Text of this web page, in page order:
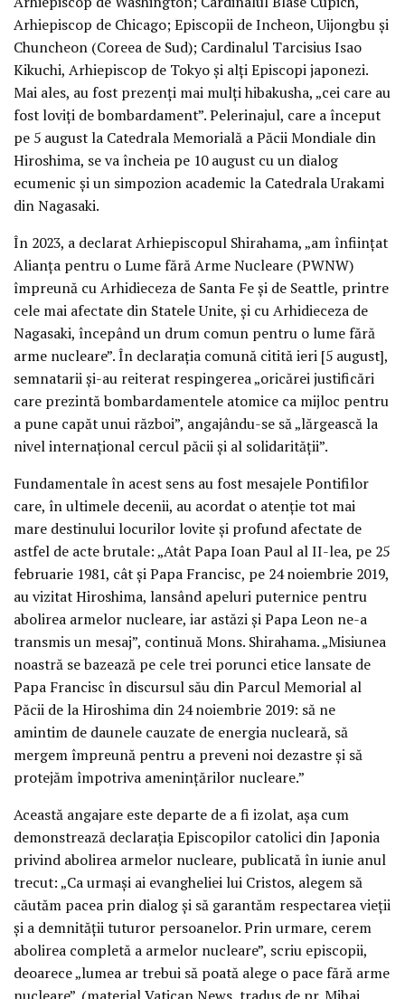
Arhiepiscop de Chicago; Episcopii de Incheon, Uijongbu și
Chuncheon (Coreea de Sud); Cardinalul Tarcisius Isao
Kikuchi, Arhiepiscop de Tokyo și alți Episcopi japonezi.
Mai ales, au fost prezenți mai mulți hibakusha, „cei care au
fost loviți de bombardament”. Pelerinajul, care a început
pe 5 august la Catedrala Memorială a Păcii Mondiale din
Hiroshima, se va încheia pe 10 august cu un dialog
ecumenic și un simpozion academic la Catedrala Urakami
din Nagasaki.
În 2023, a declarat Arhiepiscopul Shirahama, „am înființat
Alianța pentru o Lume fără Arme Nucleare (PWNW)
împreună cu Arhidieceza de Santa Fe și de Seattle, printre
cele mai afectate din Statele Unite, și cu Arhidieceza de
Nagasaki, începând un drum comun pentru o lume fără
arme nucleare”. În declarația comună citită ieri [5 august],
semnatarii și-au reiterat respingerea „oricărei justificări
care prezintă bombardamentele atomice ca mijloc pentru
a pune capăt unui război”, angajându-se să „lărgească la
nivel internațional cercul păcii și al solidarității”.
Fundamentale în acest sens au fost mesajele Pontifilor
care, în ultimele decenii, au acordat o atenție tot mai
mare destinului locurilor lovite și profund afectate de
astfel de acte brutale: „Atât Papa Ioan Paul al II-lea, pe 25
februarie 1981, cât și Papa Francisc, pe 24 noiembrie 2019,
au vizitat Hiroshima, lansând apeluri puternice pentru
abolirea armelor nucleare, iar astăzi și Papa Leon ne-a
transmis un mesaj”, continuă Mons. Shirahama. „Misiunea
noastră se bazează pe cele trei porunci etice lansate de
Papa Francisc în discursul său din Parcul Memorial al
Păcii de la Hiroshima din 24 noiembrie 2019: să ne
amintim de daunele cauzate de energia nucleară, să
mergem împreună pentru a preveni noi dezastre și să
protejăm împotriva amenințărilor nucleare.”
Această angajare este departe de a fi izolat, așa cum
demonstrează declarația Episcopilor catolici din Japonia
privind abolirea armelor nucleare, publicată în iunie anul
trecut: „Ca urmași ai evangheliei lui Cristos, alegem să
căutăm pacea prin dialog și să garantăm respectarea vieții
și a demnității tuturor persoanelor. Prin urmare, cerem
abolirea completă a armelor nucleare”, scriu episcopii,
deoarece „lumea ar trebui să poată alege o pace fără arme